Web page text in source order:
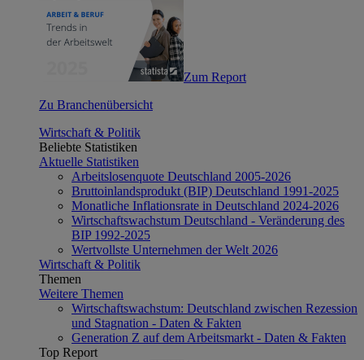
Zum Report
Zu Branchenübersicht
Wirtschaft & Politik
Beliebte Statistiken
Aktuelle Statistiken
Arbeitslosenquote Deutschland 2005-2026
Bruttoinlandsprodukt (BIP) Deutschland 1991-2025
Monatliche Inflationsrate in Deutschland 2024-2026
Wirtschaftswachstum Deutschland - Veränderung des
BIP 1992-2025
Wertvollste Unternehmen der Welt 2026
Wirtschaft & Politik
Themen
Weitere Themen
Wirtschaftswachstum: Deutschland zwischen Rezession
und Stagnation - Daten & Fakten
Generation Z auf dem Arbeitsmarkt - Daten & Fakten
Top Report